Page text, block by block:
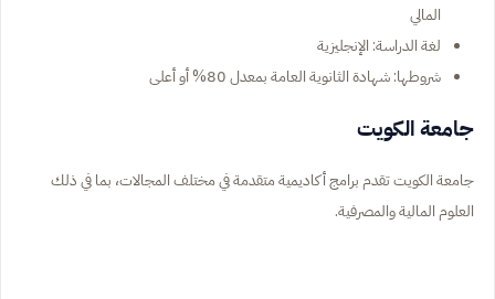
المالي
لغة الدراسة: الإنجليزية
شروطها: شهادة الثانوية العامة بمعدل 80% أو أعلى
جامعة الكويت
جامعة الكويت تقدم برامج أكاديمية متقدمة في مختلف المجالات، بما في ذلك
العلوم المالية والمصرفية.